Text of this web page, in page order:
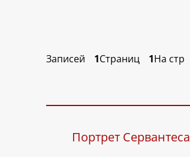
Записей 1Страниц 1На стр
Портрет Сервантеса